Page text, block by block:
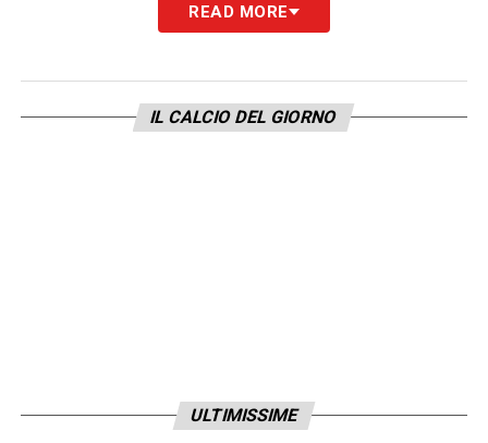
importanti. Loro sono una grande squadra,
per vincere, speriamo di farlo stasera».
READ MORE
IL CALCIO DEL GIORNO
ULTIMISSIME